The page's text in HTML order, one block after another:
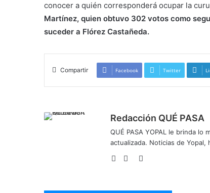
conocer a quién corresponderá ocupar la
Martínez, quien obtuvo 302 votos como
suceder a Flórez Castañeda.
Compartir Facebook Twitter
Redacción QUÉ PASA
QUÉ PASA YOPAL le brinda lo
actualizada. Noticias de Yopal,
Sitio Facebook
Twitter